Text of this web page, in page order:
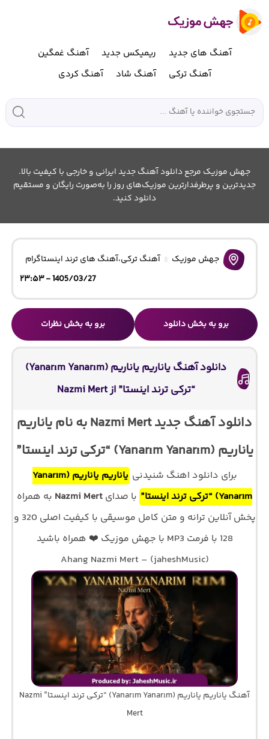
آهنگ های جدید ریمیکس جدید
آهنگ غمگین
آهنگ ترکی
آهنگ شاد آهنگ کردی
جهش موزیک مرجع دانلود آهنگ جدید ایرانی و خارجی با کیفیت بالا.
جدیدترین و پرطرفدارترین موزیک‌های روز را به‌صورت رایگان و مستقیم
دانلود کنید.
جهش موزیک آهنگ ترکی،آهنگ های ترند اینستاگرام
1405/03/27 - ۲۳:۵۳
برو به بخش دانلود برو به بخش نظرات
دانلود آهنگ یاناریم یاناریم (Yanarım Yanarım)
“ترکی ترند اینستا” از Nazmi Mert
دانلود آهنگ جدید Nazmi Mert به نام یاناریم
یاناریم (Yanarım Yanarım) “ترکی ترند اینستا”
برای دانلود اهنگ شنیدنی
یاناریم یاناریم (Yanarım
Yanarım) “ترکی ترند اینستا”
با صدای Nazmi Mert به همراه
پخش آنلاین ترانه و متن کامل موسیقی با کیفیت اصلی 320 و
128 با فرمت MP3 با جهش موزیک ❤️ همراه باشید
Ahang Nazmi Mert – (jaheshMusic)
آهنگ یاناریم یاناریم (Yanarım Yanarım) “ترکی ترند اینستا” Nazmi
Mert